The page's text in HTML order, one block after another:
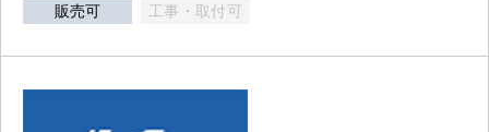
販売可 工事・取付可